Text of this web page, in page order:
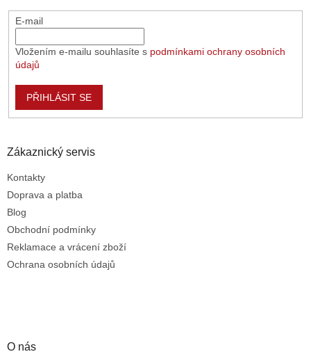
v
i
E-mail
Vložením e-mailu souhlasíte s podmínkami ochrany osobních
údajů
PŘIHLÁSIT SE
Zákaznický servis
Kontakty
Doprava a platba
Blog
Obchodní podmínky
Reklamace a vrácení zboží
Ochrana osobních údajů
O nás